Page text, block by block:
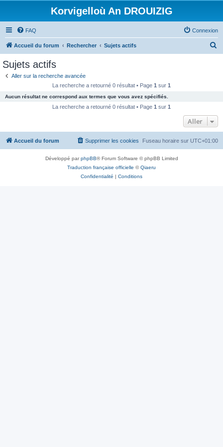
Korvigelloù An DROUIZIG
FAQ Connexion
Accueil du forum Rechercher Sujets actifs
c
e
Sujets actifs
Aller sur la recherche avancée
La recherche a retourné 0 résultat • Page 1 sur 1
Aucun résultat ne correspond aux termes que vous avez spécifiés.
La recherche a retourné 0 résultat • Page 1 sur 1
Aller
Accueil du forum Fuseau horaire sur UTC+01:00
Supprimer les cookies
Développé parphpBB® Forum Software © phpBB Limited
Traduction française officielle ©Qiaeru
Confidentialité | Conditions